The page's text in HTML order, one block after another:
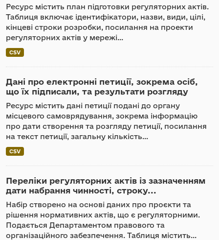
Ресурс містить план підготовки регуляторних актів.
Таблиця включає ідентифікатори, назви, види, цілі,
кінцеві строки розробки, посилання на проекти
регуляторних актів у мережі...
CSV
Дані про електронні петиції, зокрема осіб,
що їх підписали, та результати розгляду
Ресурс містить дані петиції подані до органу
місцевого самоврядування, зокрема інформацію
про дати створення та розгляду петиції, посилання
на текст петиції, загальну кількість...
CSV
Переліки регуляторних актів із зазначенням
дати набрання чинності, строку...
Набір створено на основі даних про проєкти та
рішення нормативних актів, що є регуляторними.
Подається Департаментом правового та
організаційного забезпечення. Таблиця містить...